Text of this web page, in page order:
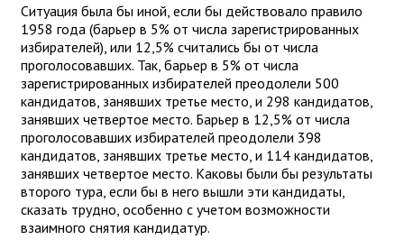
Ситуация была бы иной, если бы действовало правило
1958 года (барьер в 5% от числа зарегистрированных
избирателей), или 12,5% считались бы от числа
проголосовавших. Так, барьер в 5% от числа
зарегистрированных избирателей преодолели 500
кандидатов, занявших третье место, и 298 кандидатов,
занявших четвертое место. Барьер в 12,5% от числа
проголосовавших избирателей преодолели 398
кандидатов, занявших третье место, и 114 кандидатов,
занявших четвертое место. Каковы были бы результаты
второго тура, если бы в него вышли эти кандидаты,
сказать трудно, особенно с учетом возможности
взаимного снятия кандидатур.